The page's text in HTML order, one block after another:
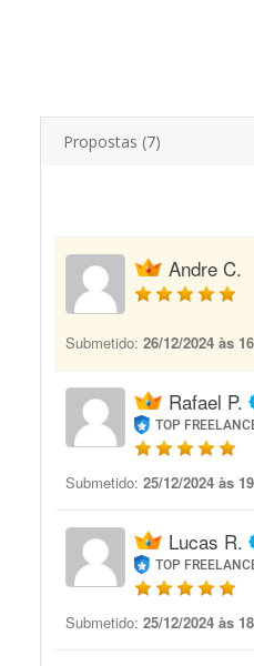
Propostas (7)
Andre C.
Submetido: 26/12/2024 às
Rafael P.
TOP
Submetido: 25/12/2024 às
Lucas R.
TOP
Submetido: 25/12/2024 às